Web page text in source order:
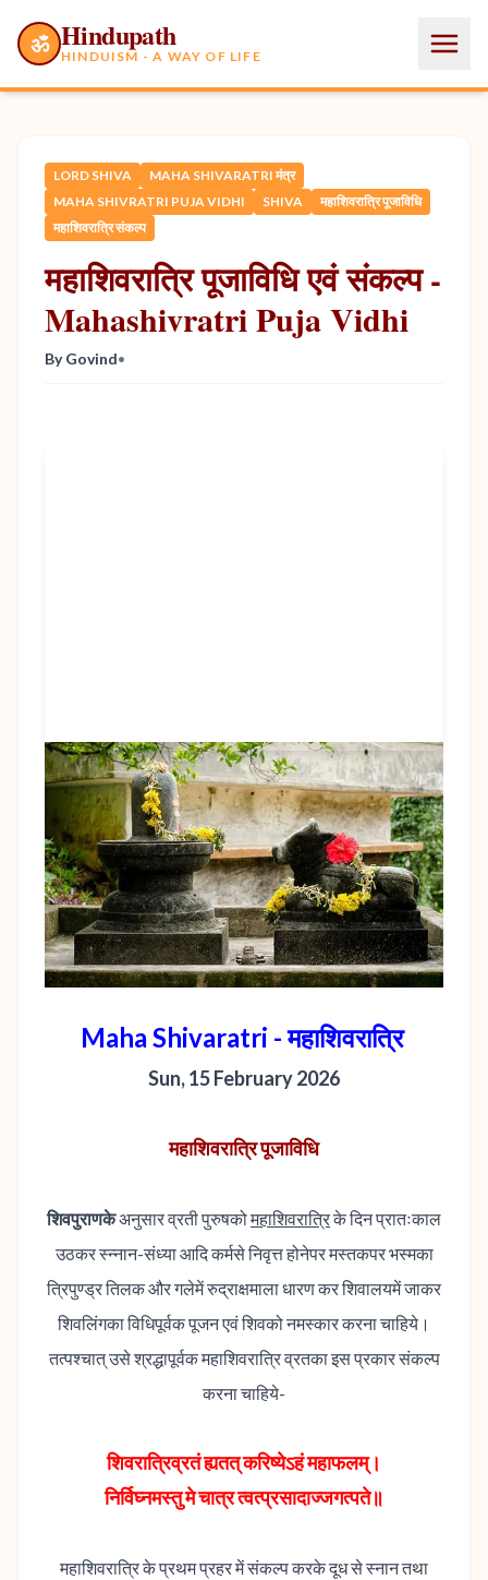
ॐ Hindupath
HINDUISM - A WAY OF LIFE
LORD SHIVA
MAHA SHIVARATRI मंत्र
MAHA SHIVRATRI PUJA VIDHI
SHIVA
महाशिवरात्रि पूजाविधि
महाशिवरात्रि संकल्प
महाशिवरात्रि पूजाविधि एवं संकल्प -
Mahashivratri Puja Vidhi
By Govind•
Maha Shivaratri - महाशिवरात्रि
Sun, 15 February 2026
महाशिवरात्रि पूजाविधि
शिवपुराणकेअनुसार व्रती पुरुषकोमहाशिवरात्रिके दिन प्रातःकाल
उठकर स्न्नान-संध्या आदि कर्मसे निवृत्त होनेपर मस्तकपर भस्मका
त्रिपुण्ड्र तिलक और गलेमें रुद्राक्षमाला धारण कर शिवालयमें जाकर
शिवलिंगका विधिपूर्वक पूजन एवं शिवको नमस्कार करना चाहिये।
तत्पश्चात्‌ उसे श्रद्धापूर्वक महाशिवरात्रि व्रतका इस प्रकार संकल्प
करना चाहिये-
शिवरात्रिव्रतं ह्यतत्‌ करिष्येऽहं महाफलम्‌।
निर्विघ्नमस्तु मे चात्र त्वत्प्रसादाज्जगत्पते॥
महाशिवरात्रि के प्रथम प्रहर में संकल्प करके दूध से स्नान तथा